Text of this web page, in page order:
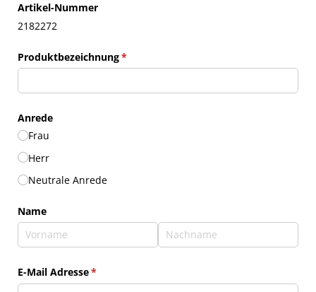
Artikel-Nummer
2182272
Produktbezeichnung*
(erforderlich)
Anrede
Frau
Herr
Neutrale Anrede
Name
E-Mail Adresse*
(erforderlich)